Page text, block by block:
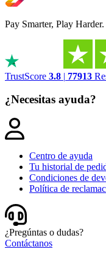
Pay Smarter, Play Harder.
TrustScore 3.8 | 77913
¿Necesitas ayuda?
Centro de ayuda
Tu historial de
Condiciones de
Política de
¿Pregúntas o dudas?
Contáctanos